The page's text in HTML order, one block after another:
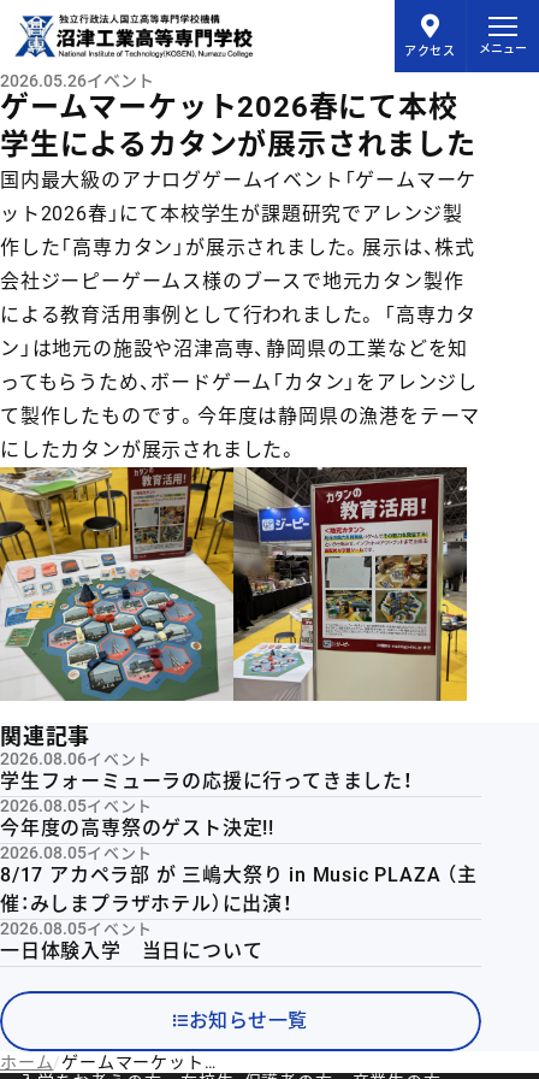
アクセス メニュー
ゲームマーケット2026春にて本校
学生によるカタンが展示されました
2026.05.26イベント
国内最大級のアナログゲームイベント「ゲームマーケ
ット2026春」にて本校学生が課題研究でアレンジ製
作した「高専カタン」が展示されました。展示は、株式
会社ジーピーゲームス様のブースで地元カタン製作
による教育活用事例として行われました。 「高専カタ
ン」は地元の施設や沼津高専、静岡県の工業などを知
ってもらうため、ボードゲーム「カタン」をアレンジし
て製作したものです。今年度は静岡県の漁港をテーマ
にしたカタンが展示されました。
関連記事
2026.08.06イベント
学生フォーミューラの応援に行ってきました！
2026.08.05イベント
今年度の高専祭のゲスト決定!!
2026.08.05イベント
8/17 アカペラ部 が 三嶋大祭り in Music PLAZA （主
催：みしまプラザホテル）に出演！
2026.08.05イベント
一日体験入学 当日について
お知らせ一覧
ホーム
ゲームマーケット2026春にて本校学生によるカタンが展示されました